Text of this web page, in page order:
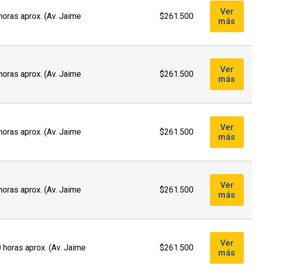
o aprox. (Av. Jaime
$261.500
Ver
más
aprox. (Av. Jaime
$261.500
Ver
más
aprox. (Av. Jaime
$261.500
Ver
más
aprox. (Av. Jaime
$261.500
Ver
más
aprox. (Av. Jaime
$261.500
Ver
más